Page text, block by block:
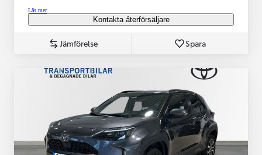
Läs mer
Kontakta återförsäljare
Jämförelse Spara